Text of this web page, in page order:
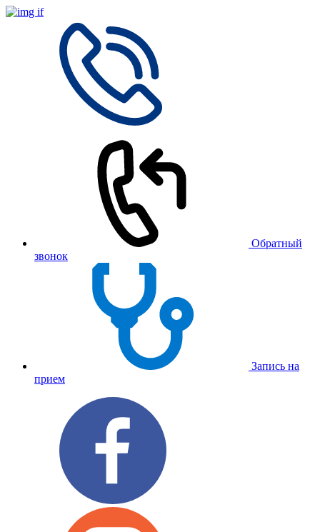
Обратный
звонок
Запись на
прием